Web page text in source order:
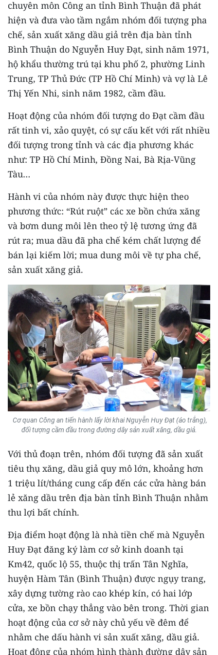
CHƯƠNG TRÌNH OCOP - MỖI XÃ
MỘT SẢN PHẨM
RADIO
MEDIA CENTER
E-Magazine
Video
Media Chính trị
Media Kinh tế
Media Văn hóa
Media Xã hội
Media Pháp luật
Media Du lịch
Media Thế giới
Media Thể thao
Media Giáo dục
Media Y tế
Media Khoa học - Công nghệ
Media Môi trường
Ảnh
Infographic
TIN ĐỊA PHƯƠNG
Trung du và miền núi phía Bắc
Đồng bằng sông Hồng
Bắc Trung Bộ
Duyên hải Nam Trung Bộ và Tây
Nguyên
Đông Nam Bộ
Đồng bằng sông Cửu Long
Chuyên trang Hà Nội
chuyên môn Công an tỉnh Bình Thuận đã phát
hiện và đưa vào tầm ngắm nhóm đối tượng pha
chế, sản xuất xăng dầu giả trên địa bàn tỉnh
Bình Thuận do Nguyễn Huy Đạt, sinh năm 1971,
hộ khẩu thường trú tại khu phố 2, phường Linh
Trung, TP Thủ Đức (TP Hồ Chí Minh) và vợ là Lê
Thị Yến Nhi, sinh năm 1982, cầm đầu.
Hoạt động của nhóm đối tượng do Đạt cầm đầu
rất tinh vi, xảo quyệt, có sự cấu kết với rất nhiều
đối tượng trong tỉnh và các địa phương khác
như: TP Hồ Chí Minh, Đồng Nai, Bà Rịa-Vũng
Tàu…
Hành vi của nhóm này được thực hiện theo
phương thức: “Rút ruột” các xe bồn chứa xăng
và bơm dung môi lên theo tỷ lệ tương ứng đã
rút ra; mua dầu đã pha chế kém chất lượng để
bán lại kiếm lời; mua dung môi về tự pha chế,
sản xuất xăng giả.
Cơ quan Công an tiến hành lấy lời khai Nguyễn Huy Đạt (áo trắng),
đối tượng cầm đầu trong đường dây sản xuất xăng, dầu giả.
Với thủ đoạn trên, nhóm đối tượng đã sản xuất
tiêu thụ xăng, dầu giả quy mô lớn, khoảng hơn
1 triệu lít/tháng cung cấp đến các cửa hàng bán
lẻ xăng dầu trên địa bàn tỉnh Bình Thuận nhằm
thu lợi bất chính.
Địa điểm hoạt động là nhà tiền chế mà Nguyễn
Huy Đạt đăng ký làm cơ sở kinh doanh tại
Km42, quốc lộ 55, thuộc thị trấn Tân Nghĩa,
huyện Hàm Tân (Bình Thuận) được ngụy trang,
xây dựng tường rào cao khép kín, có hai lớp
cửa, xe bồn chạy thẳng vào bên trong. Thời gian
hoạt động của cơ sở này chủ yếu về đêm để
nhằm che dấu hành vi sản xuất xăng, dầu giả.
Hoạt động của nhóm hình thành đường dây sản